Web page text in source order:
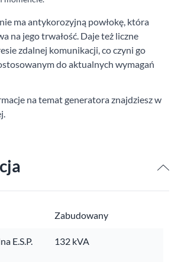
ma antykorozyjną powłokę, która
na jego trwałość. Daje też liczne
zdalnej komunikacji, co czyni go
do aktualnych wymagań
na temat generatora znajdziesz w
Zabudowany
E.S.P.
132 kVA